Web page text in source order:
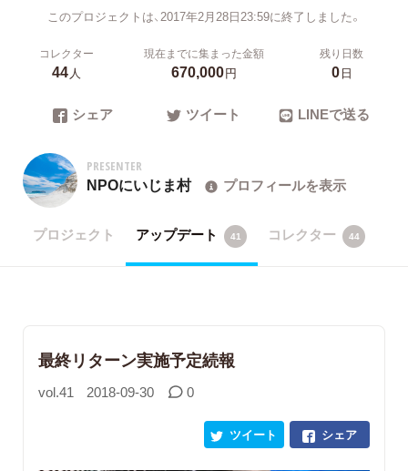
このプロジェクトは、2017年2月28日23:59に終了しました。
コレクター
44人
現在までに集まった金額
670,000円
残り日数
0日
シェア ツイート LINEで送る
PRESENTER
NPOにいじま村 プロフィールを表示
プロジェクト アップデート 41 コレクター 44
最終リターン実施予定続報
vol.41 2018-09-30 0
シェア
ツイート